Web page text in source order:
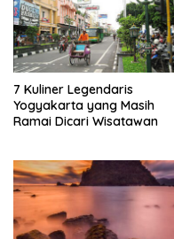
7 Kuliner Legendaris
Yogyakarta yang Masih
Ramai Dicari Wisatawan